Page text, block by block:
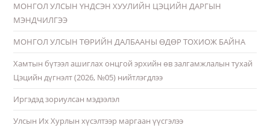
МОНГОЛ УЛСЫН ҮНДСЭН ХУУЛИЙН ЦЭЦИЙН ДАРГЫН
МЭНДЧИЛГЭЭ
МОНГОЛ УЛСЫН ТӨРИЙН ДАЛБААНЫ ӨДӨР ТОХИОЖ БАЙНА
Хамтын бүтээл ашиглах онцгой эрхийн өв залгамжлалын тухай
Цэцийн дүгнэлт (2026, №05) нийтлэгдлээ
Иргэдэд зориулсан мэдээлэл
Улсын Их Хурлын хүсэлтээр маргаан үүсгэлээ